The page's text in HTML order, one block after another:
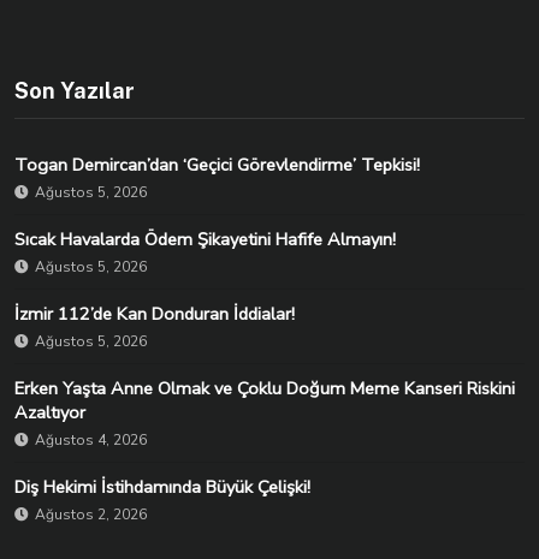
Son Yazılar
Togan Demircan’dan ‘Geçici Görevlendirme’ Tepkisi!
Ağustos 5, 2026
Sıcak Havalarda Ödem Şikayetini Hafife Almayın!
Ağustos 5, 2026
İzmir 112’de Kan Donduran İddialar!
Ağustos 5, 2026
Erken Yaşta Anne Olmak ve Çoklu Doğum Meme Kanseri Riskini
Azaltıyor
Ağustos 4, 2026
Diş Hekimi İstihdamında Büyük Çelişki!
Ağustos 2, 2026